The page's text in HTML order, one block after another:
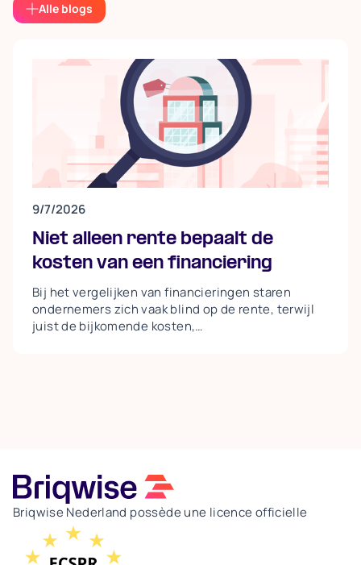
Alle blogs
9/7/2026
Niet alleen rente bepaalt de
kosten van een financiering
Bij het vergelijken van financieringen staren
ondernemers zich vaak blind op de rente, terwijl
juist de bijkomende kosten,
die past bij zijn doel: snelle en flexibele
financiering.
Briqwise Nederland possède une licence officielle